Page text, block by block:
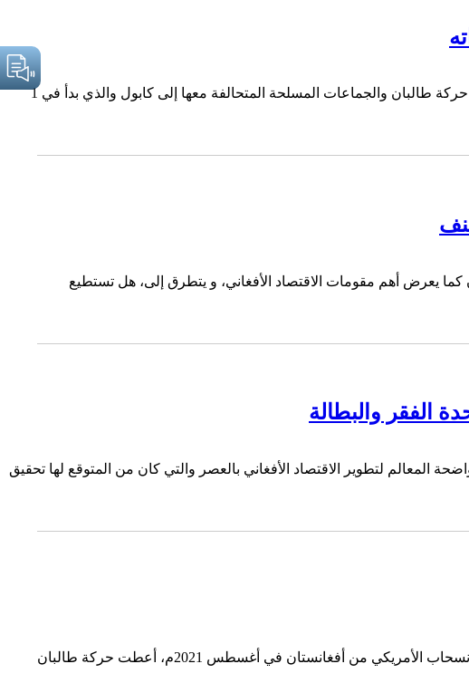
الدكتور ظافر محمد العجمي أستاذ علوم سياسية ـ بجامعة الكويت تحول العنصر الكامن في القلق الأمريكي إلى حقيقة بعد وصول حركة طالبان والجماعات المسلحة المتحالفة معها إلى كابول والذي بدأ في 1
كما يعرض أهم مقومات الاقتصاد الأفغاني، و يتطرق إلى، هل تستطيع
الفقر والبطالة
لتطوير الاقتصاد الأفغاني بالعصر والتي كان من المتوقع لها تحقيق
د. معتز سلامة مدير برنامج الخليج العربي ورئيس وحدة الدراسات العربية والإقليمية ـ مركز الدراسات الاستراتيجية بالأهراممنذ الانسحاب الأمريكي من أفغانستان في أغسطس 2021م، أعطت حركة طالبان